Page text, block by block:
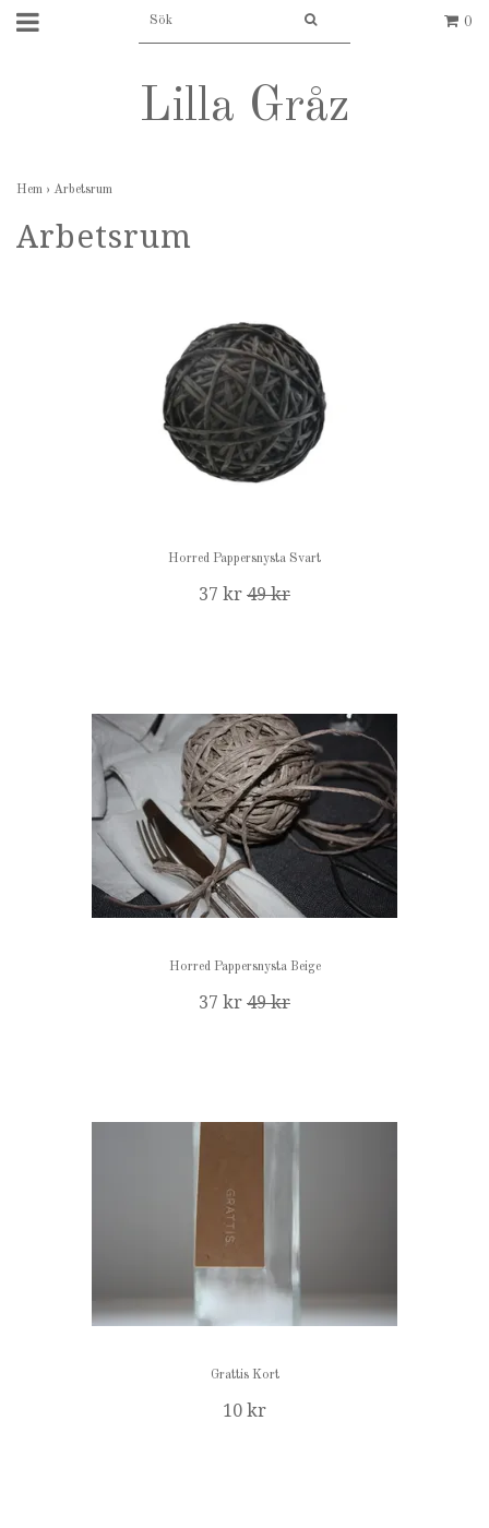
0
Lilla Gråz
Hem › Arbetsrum
Arbetsrum
Horred Pappersnysta Svart
37 kr 49 kr
Horred Pappersnysta Beige
37 kr 49 kr
Grattis Kort
10 kr